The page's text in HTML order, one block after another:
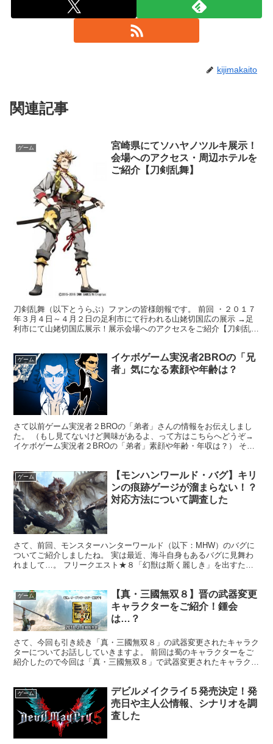
kijimakaito
関連記事
ゲーム
宮崎県にてソハヤノツルキ展示！
会場へのアクセス・周辺ホテルを
ご紹介【刀剣乱舞】
刀剣乱舞（以下とうらぶ）ファンの皆様朗報です。 前回 ・２０１７
年３月４日～４月２日の足利市にて行われる山姥切国広の展示 →足
利市にて山姥切国広展示！展示会場へのアクセスをご紹介【刀剣乱
ゲーム
イケボゲーム実況者2BROの「兄
者」気になる素顔や年齢は？
さて以前ゲーム実況者２BROの「弟者」さんの情報をお伝えしまし
た。 （もし見てないけど興味があるよ、って方はこちらへどうぞ→
イケボゲーム実況者２BROの「弟者」素顔や年齢・年収は？） そこ
ゲーム
【モンハンワールド・バグ】キリ
ンの痕跡ゲージが溜まらない！？
対応方法について調査した
さて、前回、モンスターハンターワールド（以下：MHW）のバグに
ついてご紹介しましたね。 実は最近、海斗自身もあるバグに見舞わ
れまして…。 フリークエスト★８「幻獣は斯く麗しき」を出すため
ゲーム
【真・三國無双８】晋の武器変更
キャラクターをご紹介！鍾会
は…？
さて、今回も引き続き「真・三國無双８」の武器変更されたキャラク
ターについてお話ししていきますよ。 前回は蜀のキャラクターをご
紹介したので今回は「真・三國無双８」で武器変更されたキャラクタ
ゲーム
デビルメイクライ５発売決定！発
売日や主人公情報、シナリオを調
査した